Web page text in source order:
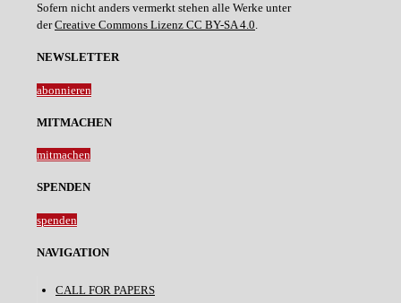
Sofern nicht anders vermerkt stehen alle Werke unter
derCreative Commons Lizenz CC BY-SA 4.0.
NEWSLETTER
abonnieren
MITMACHEN
mitmachen
SPENDEN
spenden
NAVIGATION
CALL FOR PAPERS